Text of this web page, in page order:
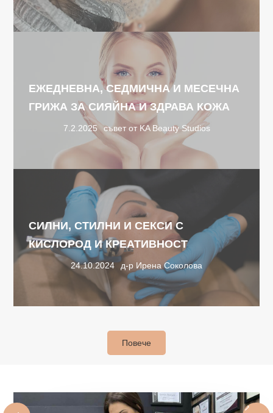
ЕЖЕДНЕВНА, СЕДМИЧНА И МЕСЕЧНА
ГРИЖА ЗА СИЯЙНА И ЗДРАВА КОЖА
7.2.2025 съвет от KA Beauty Studios
СИЛНИ, СТИЛНИ И СЕКСИ С
КИСЛОРОД И КРЕАТИВНОСТ
24.10.2024 д-р Ирена Соколова
Повече